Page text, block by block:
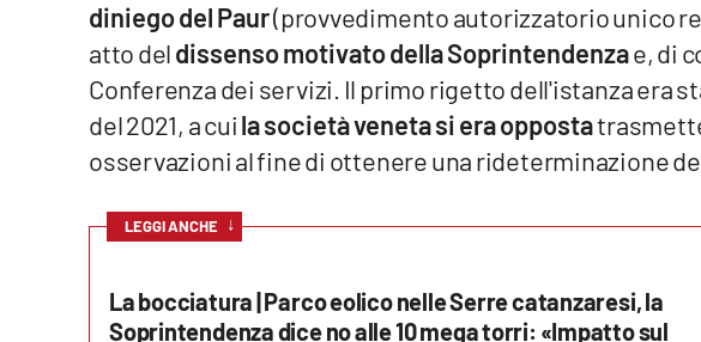
diniego del Paur(provvedimento autorizzatorio unico
atto deldissenso motivato della Soprintendenzae, di
Conferenza dei servizi. Il primo rigetto dell'istanza era
del 2021, a cuila società veneta si era opposta
osservazioni al fine di ottenere una rideterminazione
LEGGI ANCHE ↓
La bocciatura | Parco eolico nelle Serre catanzaresi, la
Soprintendenza dice no alle 10 mega torri: «Impatto sul